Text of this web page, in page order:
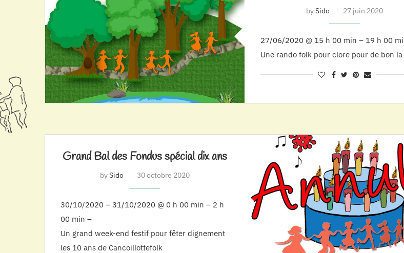
bySido 27 juin 2020
27/06/2020 @ 15 h 00 min – 19 h 00
Une rando folk pour clore pour de bon la
Grand Bal des Fondus spécial dix ans
bySido 30 octobre 2020
30/10/2020 – 31/10/2020 @ 0 h 00 min – 2 h
00 min –
Un grand week-end festif pour fêter dignement
les 10 ans de Cancoillottefolk